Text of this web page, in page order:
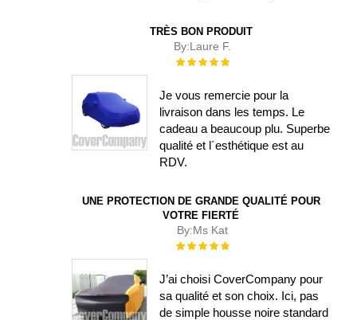
TRÈS BON PRODUIT
By:Laure F.
Évaluation :
Je vous remercie pour la
livraison dans les temps. Le
cadeau a beaucoup plu. Superbe
qualité et l´esthétique est au
RDV.
UNE PROTECTION DE GRANDE QUALITÉ POUR
VOTRE FIERTÉ
By:Ms Kat
Évaluation :
J’ai choisi CoverCompany pour
sa qualité et son choix. Ici, pas
de simple housse noire standard